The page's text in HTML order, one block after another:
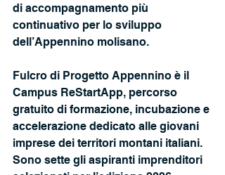
di accompagnamento più
continuativo per lo sviluppo
dell’Appennino molisano.
Fulcro di Progetto Appennino è il
Campus ReStartApp, percorso
gratuito di formazione, incubazione e
accelerazione dedicato alle giovani
imprese dei territori montani italiani.
Sono sette gli aspiranti imprenditori